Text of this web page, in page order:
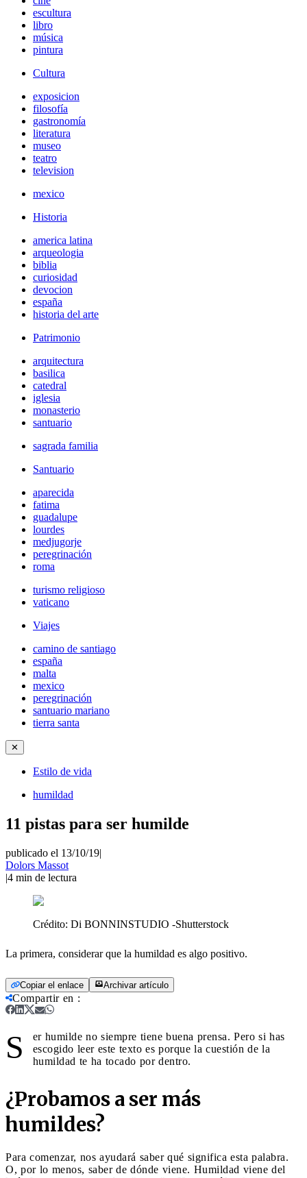
escultura
libro
música
pintura
Cultura
exposicion
filosofía
gastronomía
literatura
museo
teatro
television
mexico
Historia
america latina
arqueologia
biblia
curiosidad
devocion
españa
historia del arte
Patrimonio
arquitectura
basilica
catedral
iglesia
monasterio
santuario
sagrada familia
Santuario
aparecida
fatima
guadalupe
lourdes
medjugorje
peregrinación
roma
turismo religioso
vaticano
Viajes
camino de santiago
españa
malta
mexico
peregrinación
santuario mariano
tierra santa
✕
Estilo de vida
humildad
11 pistas para ser humilde
publicado el 13/10/19|
Dolors Massot
|4 min de lectura
Crédito: Di BONNINSTUDIO -Shutterstock
La primera, considerar que la humildad es algo positivo.
Copiar el enlace Archivar artículo
Compartir en :
S
er humilde no siempre tiene buena prensa. Pero si has
escogido leer este texto es porque la cuestión de la
humildad te ha tocado por dentro.
¿Probamos a ser más
humildes?
Para comenzar, nos ayudará saber qué significa esta palabra.
O, por lo menos, saber de dónde viene. Humildad viene del